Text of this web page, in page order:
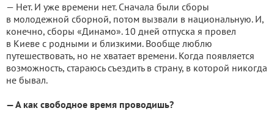
— Нет. И уже времени нет. Сначала были сборы
в молодежной сборной, потом вызвали в национальную. И,
конечно, сборы «Динамо». 10 дней отпуска я провел
в Киеве с родными и близкими. Вообще люблю
путешествовать, но не хватает времени. Когда появляется
возможность, стараюсь съездить в страну, в которой никогда
не бывал.
— А как свободное время проводишь?